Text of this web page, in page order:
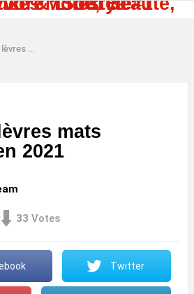
en 2021
mats
2021
33 Votes
Twitter